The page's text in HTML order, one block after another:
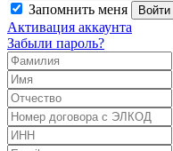
Запомнить меня Войти
Активация аккаунта
Забыли пароль?